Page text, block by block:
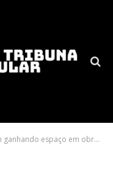
em obras de infraestrutura complexa?